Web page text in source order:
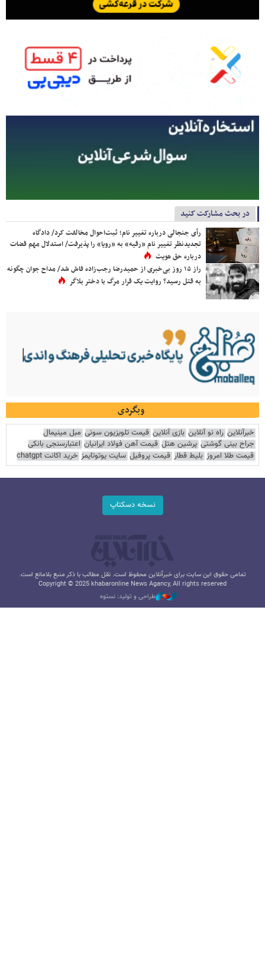
در بحث مشارکت کنید
رأی جنجالی درباره تغییر نام؛ ثبت‌احوال مخالفت کرد/ دادگاه
تجدیدنظر تغییر نام «رقیه» به «رویا» را پذیرفت/ استدلال مهم قضات
درباره حق هویت
راز ۱۵ روز بی‌خبری از حمیدرضا رجب‌زاده فاش شد/ مداح جوان چگونه
به قتل رسید؟ روایت یک قرار مرگ با دختر بلاگر
وبگردی
خبرآنلاین راه نو آنلاین بازی آنلاین قیمت تلویزیون سونی مبل مینیمال
جراح بینی گوشتی پرشین هتل قیمت آهن فولاد ایرانیان اعتبارسنجی بانکی
قیمت طلا امروز بلیط قطار قیمت پروفیل سایت یوتوتایمز خرید اکانت chatgpt
نسخه دسکتاپ
تمامی حقوق این سایت برای خبرآنلاین محفوظ است. نقل مطالب با ذکر منبع بلامانع است.
Copyright © 2025 khabaronline News Agancy, All rights reserved
طراحی و تولید: نستوه